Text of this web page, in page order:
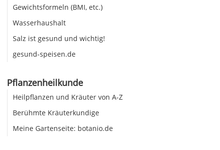
Gewichtsformeln (BMI, etc.)
Wasserhaushalt
Salz ist gesund und wichtig!
gesund-speisen.de
Pflanzenheilkunde
Heilpflanzen und Kräuter von A-Z
Berühmte Kräuterkundige
Meine Gartenseite: botanio.de